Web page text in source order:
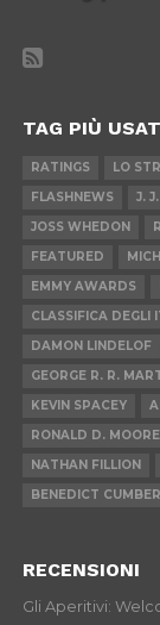
TAG PIÙ
RATINGS LO
FLASHNEWS
J.
JOSS WHEDON
FEATURED
EMMY AWARDS
CLASSIFICA DEGLI
DAMON LINDELOF
GEORGE R. R.
KEVIN SPACEY
RONALD D. MOORE
NATHAN FILLION
BENEDICT
RECENSIONI
Gli Aperitivi: